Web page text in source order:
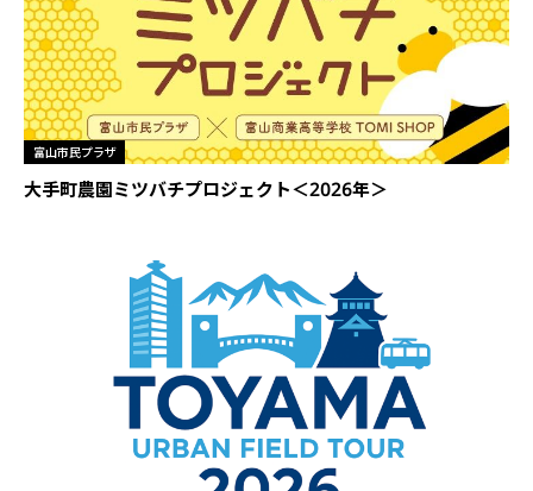
富山市民プラザ
大手町農園ミツバチプロジェクト＜2026年＞